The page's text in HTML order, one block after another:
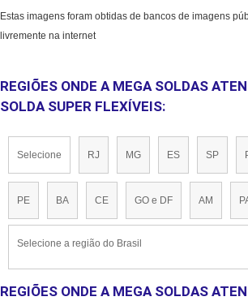
Estas imagens foram obtidas de bancos de imagens
livremente na internet
REGIÕES ONDE A MEGA SOLDAS
SOLDA SUPER FLEXÍVEIS:
Selecione RJ MG ES SP
PE BA CE GO e DF AM
Selecione a região do Brasil
REGIÕES ONDE A MEGA SOLDAS